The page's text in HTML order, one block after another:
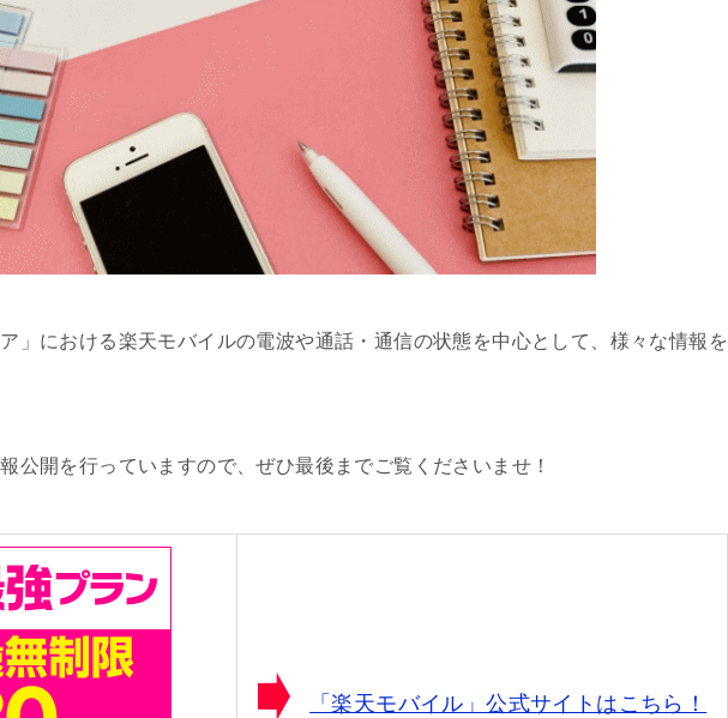
」における楽天モバイルの電波や通話・通信の状態を中心として、様々な情報を
公開を行っていますので、ぜひ最後までご覧くださいませ！
「楽天モバイル」公式サイトはこちら！